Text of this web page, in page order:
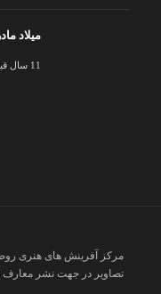
میلاد
11 سال قبل
تصاویر در جهت نشر معارف